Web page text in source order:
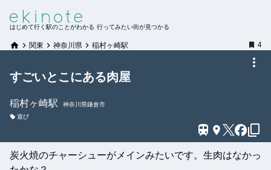
はじめて行く駅のことがわかる 行ってみたい街が見つかる
関東 神奈川県 稲村ヶ崎駅 4
すごいとこにある肉屋
稲村ヶ崎駅
神奈川県鎌倉市
遊び
炭火焼のチャーシューがメインみたいです。生肉はなかっ